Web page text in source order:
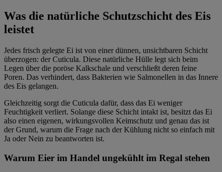
Was die natürliche Schutzschicht des Eis
leistet
Jedes frisch gelegte Ei ist von einer dünnen, unsichtbaren Schicht
überzogen: der Cuticula. Diese natürliche Hülle legt sich beim
Legen über die poröse Kalkschale und verschließt deren feine
Poren. Das verhindert, dass Bakterien wie Salmonellen in das Innere
des Eis gelangen.
Gleichzeitig sorgt die Cuticula dafür, dass das Ei weniger
Feuchtigkeit verliert. Solange diese Schicht intakt ist, besitzt das Ei
also einen eigenen, wirkungsvollen Keimschutz und genau das ist
der Grund, warum die Frage nach der Kühlung nicht so einfach mit
Ja oder Nein zu beantworten ist.
Warum Eier im Handel ungekühlt im Regal stehen